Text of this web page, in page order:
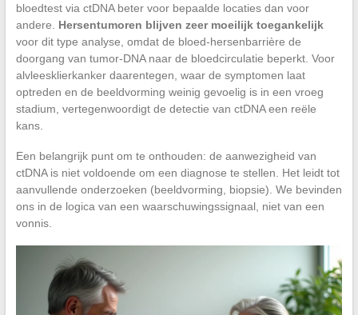
bloedtest via ctDNA beter voor bepaalde locaties dan voor
andere. Hersentumoren blijven zeer moeilijk toegankelijk
voor dit type analyse, omdat de bloed-hersenbarrière de
doorgang van tumor-DNA naar de bloedcirculatie beperkt. Voor
alvleesklierkanker daarentegen, waar de symptomen laat
optreden en de beeldvorming weinig gevoelig is in een vroeg
stadium, vertegenwoordigt de detectie van ctDNA een reële
kans.
Een belangrijk punt om te onthouden: de aanwezigheid van
ctDNA is niet voldoende om een diagnose te stellen. Het leidt tot
aanvullende onderzoeken (beeldvorming, biopsie). We bevinden
ons in de logica van een waarschuwingssignaal, niet van een
vonnis.